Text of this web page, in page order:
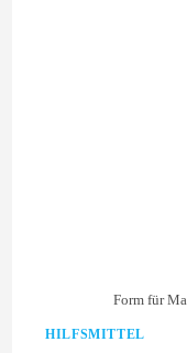
Form für
HILFSMITTEL